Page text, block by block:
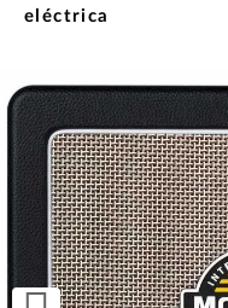
eléctrica